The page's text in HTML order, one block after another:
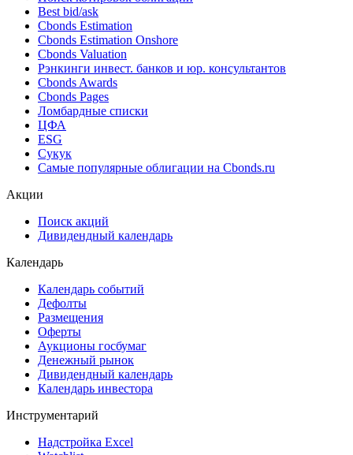
Поиск облигаций & Карты рынка
Поиск облигаций (ИИ)
Ближайшие размещения (Россия)
Поиск котировок облигаций
Best bid/ask
Cbonds Estimation
Cbonds Estimation Onshore
Cbonds Valuation
Рэнкинги инвест. банков и юр. консультантов
Cbonds Awards
Cbonds Pages
Ломбардные списки
ESG
Самые популярные облигации на Cbonds.ru
Дивидендный календарь
Календарь
Календарь событий
Дефолты
Размещения
Оферты
Денежный рынок
Календарь инвестора